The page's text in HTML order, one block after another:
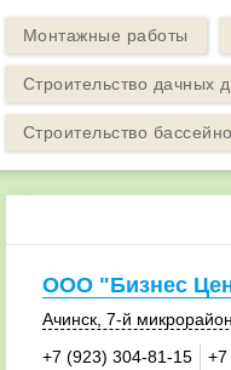
Монтажные работы
Строительство дачных
Строительство
ООО "Бизнес
Ачинск, 7-й
+7 (923) 304-81-15
+7